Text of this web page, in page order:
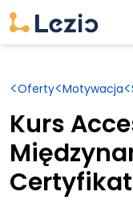
<Oferty<Motywacja<
Kurs